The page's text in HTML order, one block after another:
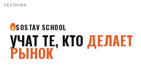
РЕКЛАМА